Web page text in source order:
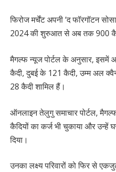
फिरोज मर्चेंट अपनी ‘द फॉरगॉटन
2024 की शुरुआत से अब तक 900
मैगल्फ न्यूज पोर्टल के अनुसार,
कैदी, दुबई के 121 कैदी, उम्म अल
28 कैदी शामिल हैं।
ऑनलाइन तेलुगु समाचार पोर्टल,
कैदियों का कर्ज भी चुकाया और उन्हें
दिया।
उनका लक्ष्य परिवारों को फिर से